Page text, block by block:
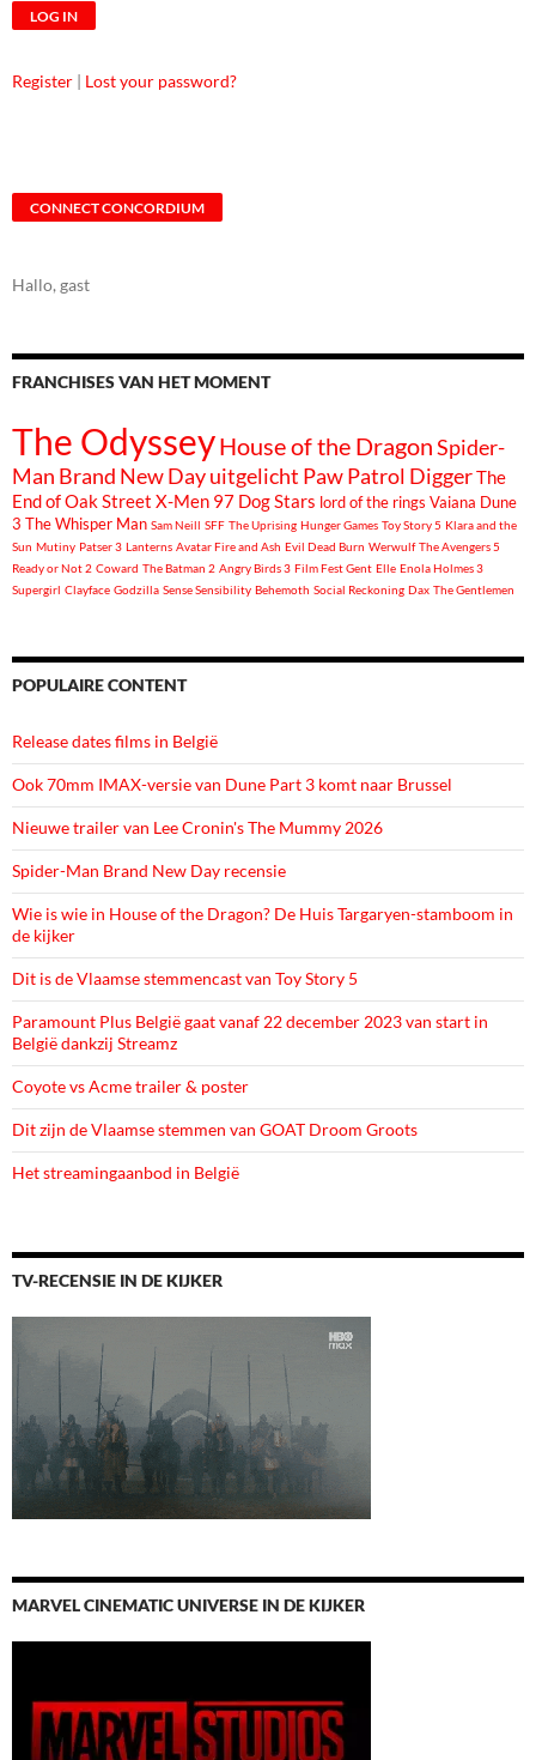
Register | Lost your password?
CONNECT CONCORDIUM
Hallo, gast
FRANCHISES VAN HET MOMENT
The OdysseyHouse of the DragonSpider-
Man Brand New Dayuitgelicht Paw Patrol DiggerThe
End of Oak Street X-Men 97 Dog Stars lord of the rings Vaiana Dune
3 The Whisper Man Sam Neill SFF The Uprising Hunger Games Toy Story 5 Klara and the
Sun Mutiny Patser 3 Lanterns Avatar Fire and Ash Evil Dead Burn Werwulf The Avengers 5
Ready or Not 2 Coward The Batman 2 Angry Birds 3 Film Fest Gent Elle Enola Holmes 3
Supergirl Clayface Godzilla Sense Sensibility Behemoth Social Reckoning Dax The Gentlemen
POPULAIRE CONTENT
Release dates films in België
Ook 70mm IMAX-versie van Dune Part 3 komt naar Brussel
Nieuwe trailer van Lee Cronin's The Mummy 2026
Spider-Man Brand New Day recensie
Wie is wie in House of the Dragon? De Huis Targaryen-stamboom in
de kijker
Dit is de Vlaamse stemmencast van Toy Story 5
Paramount Plus België gaat vanaf 22 december 2023 van start in
België dankzij Streamz
Coyote vs Acme trailer & poster
Dit zijn de Vlaamse stemmen van GOAT Droom Groots
Het streamingaanbod in België
TV-RECENSIE IN DE KIJKER
MARVEL CINEMATIC UNIVERSE IN DE KIJKER